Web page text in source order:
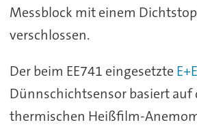
Messblock mit einem
verschlossen.
Der beim EE741 eingesetzte E+E
Dünnschichtsensor basiert auf
thermischen Heißfilm-